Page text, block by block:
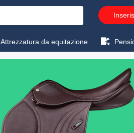
Attrezzatura da equitazione